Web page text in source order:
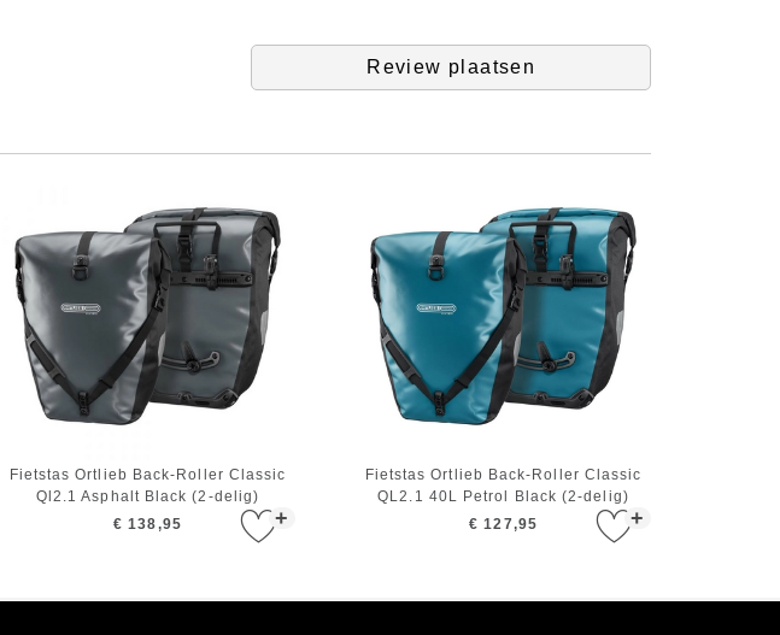
Review plaatsen
+
Fietstas Ortlieb Back-Roller Classic
Ql2.1 Asphalt Black (2-delig)
€ 138,95
+
Fietstas Ortlieb Back-Roller Classic
QL2.1 40L Petrol Black (2-delig)
€ 127,95